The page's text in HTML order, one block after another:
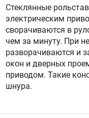
Стеклянные
электрическим
сворачиваются в
чем за минуту. При
разворачиваются и
окон и дверных
приводом. Такие
шнура.